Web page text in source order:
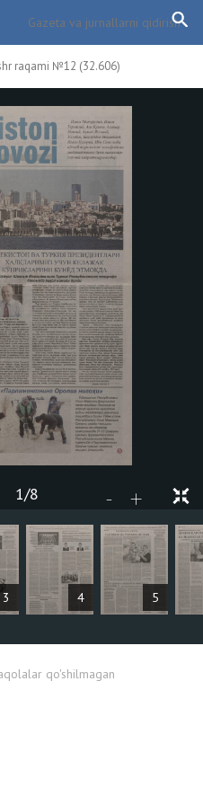
raqami №12 (32.606)
3 4 5
- +
1/8
qo'shilmagan